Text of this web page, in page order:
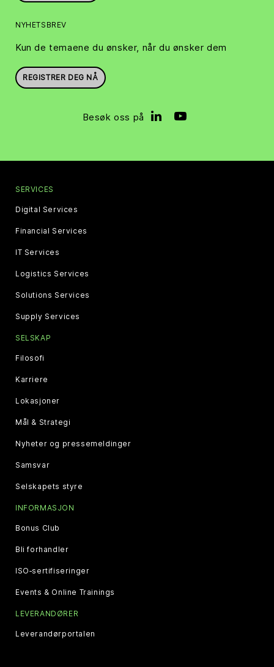
NYHETSBREV
Kun de temaene du ønsker, når du ønsker dem
REGISTRER DEG NÅ
Besøk oss på
SERVICES
Digital Services
Financial Services
IT Services
Logistics Services
Solutions Services
Supply Services
SELSKAP
Filosofi
Karriere
Lokasjoner
Mål & Strategi
Nyheter og pressemeldinger
Samsvar
Selskapets styre
INFORMASJON
Bonus Club
Bli forhandler
ISO‑sertifiseringer
Events & Online Trainings
LEVERANDØRER
Leverandørportalen